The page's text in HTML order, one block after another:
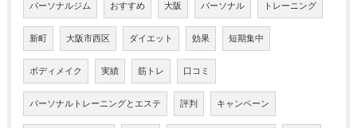
パーソナルジム おすすめ 大阪 パーソナル トレーニング
新町 大阪市西区 ダイエット 効果 短期集中
ボディメイク 実績 筋トレ 口コミ
パーソナルトレーニングとエステ 評判 キャンペーン